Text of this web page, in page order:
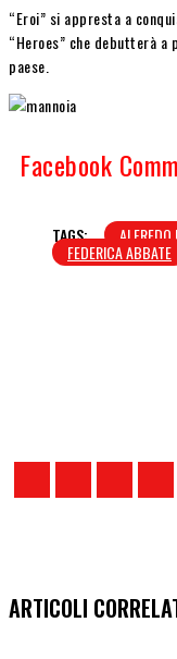
“Eroi” si appresta a
“Heroes” che debutterà
paese.
Facebook
TAGS:
FEDERICA ABBATE
ARTICOLI